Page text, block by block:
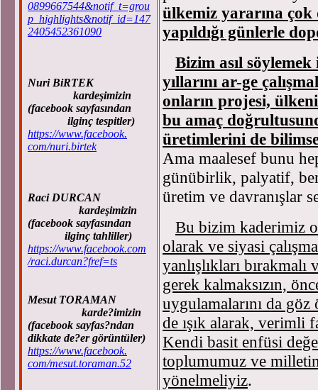
0899667544&notif_t=grou
p_highlights&notif_id=147
2405452361090
Nuri BiRTEK
kardeşimizin
(facebook sayfasından
ilginç tespitler)
https://www.facebook.
com/nuri.birtek
Raci DURCAN
kardeşimizin
(facebook sayfasından
ilginç tahliller)
https://www.facebook.com
/raci.durcan?fref=ts
Mesut TORAMAN
karde?imizin
(facebook sayfas?ndan
dikkate de?er görüntüler)
https://www.facebook.
com/mesut.toraman.52
ülkemiz yararına çok
yapıldığı günlerle
Bizim asıl
yıllarını ar-ge
onların projesi,
bu amaç
üretimlerini de
Ama maalesef bunu
günübirlik, palyatif,
üretim ve davranışlar
Bu bizim kaderimiz
olarak ve siyasi
yanlışlıkları
gerek kalmaksızın,
uygulamalarını da
de ışık alarak, verimli
Kendi basit enfüsi
toplumumuz ve
yönelmeliyiz.